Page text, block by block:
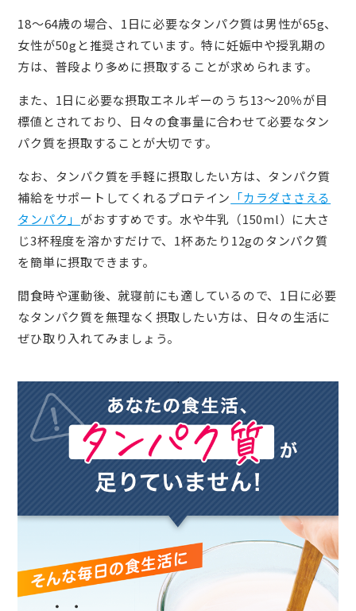
18～64歳の場合、1日に必要なタンパク質は男性が65g、
女性が50gと推奨されています。特に妊娠中や授乳期の
方は、普段より多めに摂取することが求められます。
また、1日に必要な摂取エネルギーのうち13～20％が目
標値とされており、日々の食事量に合わせて必要なタン
パク質を摂取することが大切です。
なお、タンパク質を手軽に摂取したい方は、タンパク質
補給をサポートしてくれるプロテイン 「カラダささえる
タンパク」 がおすすめです。水や牛乳（150ml）に大さ
じ3杯程度を溶かすだけで、1杯あたり12gのタンパク質
を簡単に摂取できます。
間食時や運動後、就寝前にも適しているので、1日に必要
なタンパク質を無理なく摂取したい方は、日々の生活に
ぜひ取り入れてみましょう。